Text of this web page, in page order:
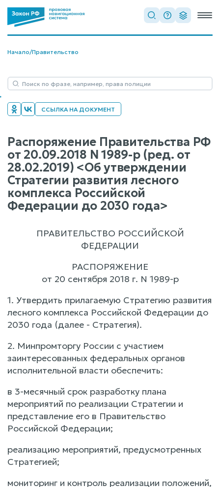
Начало/Правительство
ССЫЛКА НА ДОКУМЕНТ
Распоряжение Правительства РФ
от 20.09.2018 N 1989-р (ред. от
28.02.2019) <Об утверждении
Стратегии развития лесного
комплекса Российской
Федерации до 2030 года>
ПРАВИТЕЛЬСТВО РОССИЙСКОЙ
ФЕДЕРАЦИИ
РАСПОРЯЖЕНИЕ
от 20 сентября 2018 г. N 1989-р
1. Утвердить прилагаемую Стратегию развития
лесного комплекса Российской Федерации до
2030 года (далее - Стратегия).
2. Минпромторгу России с участием
заинтересованных федеральных органов
исполнительной власти обеспечить:
в 3-месячный срок разработку плана
мероприятий по реализации Стратегии и
представление его в Правительство
Российской Федерации;
реализацию мероприятий, предусмотренных
Стратегией;
мониторинг и контроль реализации положений,